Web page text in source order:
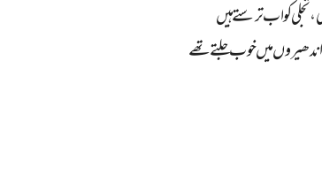
تجلی کو اب ترستے ہیں
میں خوب جلتے تھے